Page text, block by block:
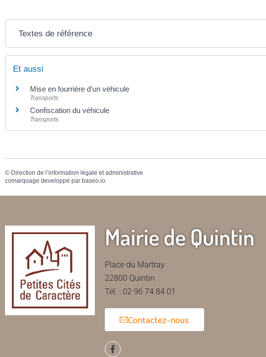
Textes de référence
Et aussi
Mise en fourrière d'un véhicule
Transports
Confiscation du véhicule
Transports
© Direction de l’information légale et administrative
comarquage developpé par baseo.io
Mairie de Quintin
Place du Martray
22800 Quintin
Tél. : 02 96 74 84 01
Contactez-nous